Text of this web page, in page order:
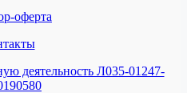
оферта
деятельность Л035-01247-